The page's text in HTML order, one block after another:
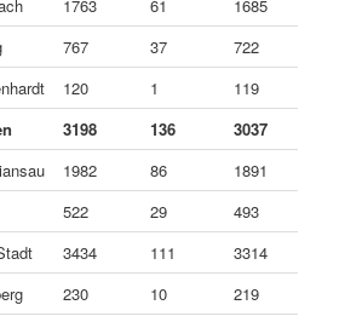
1763 61 1685
767 37 722
120 1 119
3198 136 3037
1982 86 1891
522 29 493
3434 111 3314
230 10 219